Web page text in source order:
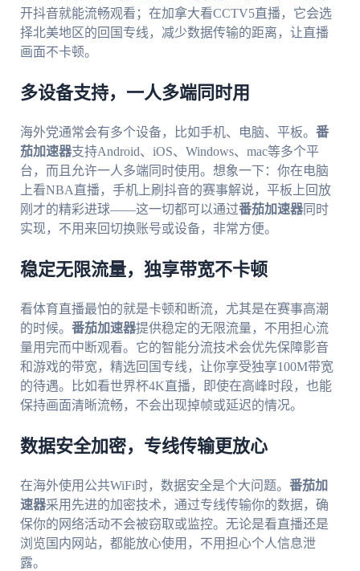
开抖音就能流畅观看；在加拿大看CCTV5直播，它会选
择北美地区的回国专线，减少数据传输的距离，让直播
画面不卡顿。
多设备支持，一人多端同时用
海外党通常会有多个设备，比如手机、电脑、平板。 番
茄加速器支持Android、iOS、Windows、mac等多个平
台，而且允许一人多端同时使用。想象一下：你在电脑
上看NBA直播，手机上刷抖音的赛事解说，平板上回放
刚才的精彩进球——这一切都可以通过番茄加速器同时
实现，不用来回切换账号或设备，非常方便。
稳定无限流量，独享带宽不卡顿
看体育直播最怕的就是卡顿和断流，尤其是在赛事高潮
的时候。 番茄加速器提供稳定的无限流量，不用担心流
量用完而中断观看。它的智能分流技术会优先保障影音
和游戏的带宽，精选回国专线，让你享受独享100M带宽
的待遇。比如看世界杯4K直播，即使在高峰时段，也能
保持画面清晰流畅，不会出现掉帧或延迟的情况。
数据安全加密，专线传输更放心
在海外使用公共WiFi时，数据安全是个大问题。 番茄加
速器采用先进的加密技术，通过专线传输你的数据，确
保你的网络活动不会被窃取或监控。无论是看直播还是
浏览国内网站，都能放心使用，不用担心个人信息泄
露。